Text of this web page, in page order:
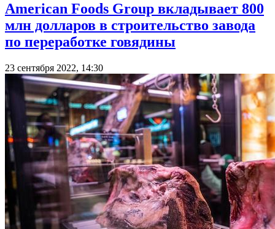
American Foods Group вкладывает 800
млн долларов в строительство завода
по переработке говядины
23 сентября 2022, 14:30